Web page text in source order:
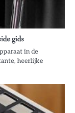
gids
in de
heerlijke